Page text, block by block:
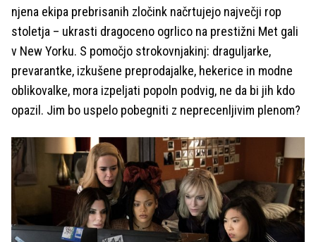
njena ekipa prebrisanih zločink načrtujejo največji rop
stoletja – ukrasti dragoceno ogrlico na prestižni Met gali
v New Yorku. S pomočjo strokovnjakinj: draguljarke,
prevarantke, izkušene preprodajalke, hekerice in modne
oblikovalke, mora izpeljati popoln podvig, ne da bi jih kdo
opazil. Jim bo uspelo pobegniti z neprecenljivim plenom?